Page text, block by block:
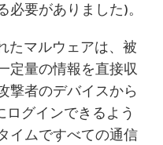
要がありました)。
たマルウェアは、被
定量の情報を直接収
撃者のデバイスから
グインできるよう
イムですべての通信